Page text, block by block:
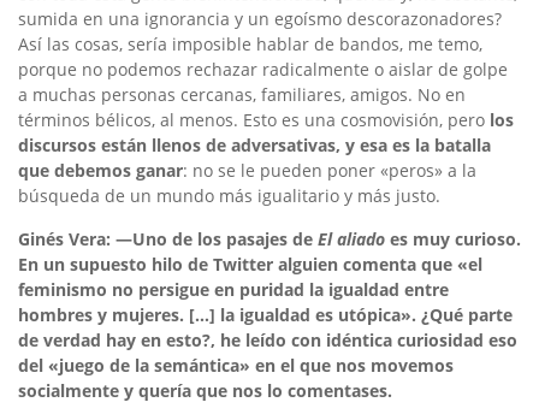
sumida en una ignorancia y un egoísmo descorazonadores?
Así las cosas, sería imposible hablar de bandos, me temo,
porque no podemos rechazar radicalmente o aislar de golpe
a muchas personas cercanas, familiares, amigos. No en
términos bélicos, al menos. Esto es una cosmovisión, pero los
discursos están llenos de adversativas, y esa es la batalla
que debemos ganar: no se le pueden poner «peros» a la
búsqueda de un mundo más igualitario y más justo.
Ginés Vera: —Uno de los pasajes de El aliado es muy curioso.
En un supuesto hilo de Twitter alguien comenta que «el
feminismo no persigue en puridad la igualdad entre
hombres y mujeres. […] la igualdad es utópica». ¿Qué parte
de verdad hay en esto?, he leído con idéntica curiosidad eso
del «juego de la semántica» en el que nos movemos
socialmente y quería que nos lo comentases.